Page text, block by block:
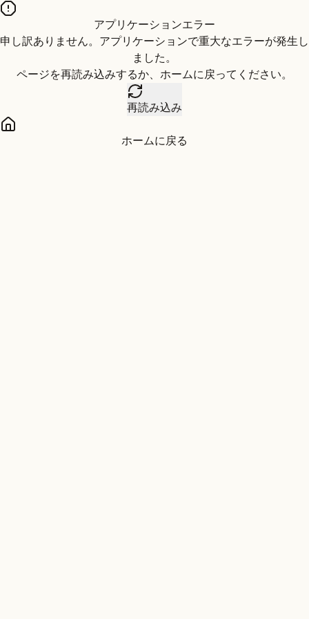
アプリケーションエラー
申し訳ありません。アプリケーションで重大なエラーが発生し
ました。
ページを再読み込みするか、ホームに戻ってください。
再読み込み
ホームに戻る